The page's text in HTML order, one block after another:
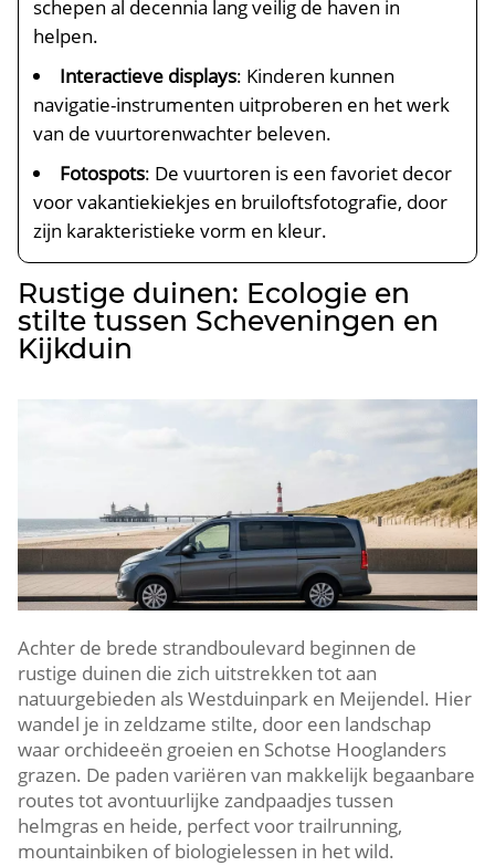
schepen al decennia lang veilig de haven in
helpen.​
Interactieve displays: Kinderen kunnen
navigatie-instrumenten uitproberen en het werk
van de vuurtorenwachter beleven.​
Fotospots: De vuurtoren is een favoriet decor
voor vakantiekiekjes en bruiloftsfotografie, door
zijn karakteristieke vorm en kleur.​
Rustige duinen: Ecologie en
stilte tussen Scheveningen en
Kijkduin
Achter de brede strandboulevard beginnen de
rustige duinen die zich uitstrekken tot aan
natuurgebieden als Westduinpark en Meijendel.​ Hier
wandel je in zeldzame stilte, door een landschap
waar orchideeën groeien en Schotse Hooglanders
grazen.​ De paden variëren van makkelijk begaanbare
routes tot avontuurlijke zandpaadjes tussen
helmgras en heide, perfect voor trailrunning,
mountainbiken of biologielessen in het wild.​